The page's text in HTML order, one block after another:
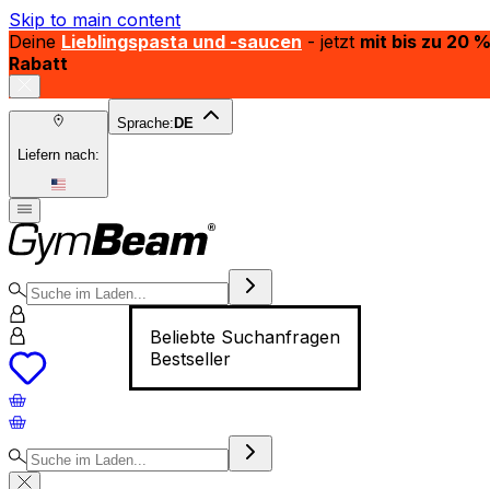
Skip to main content
Deine Lieblingspasta und -saucen - jetzt mit bis zu 20 %
Rabatt
Liefern nach:
Sprache: DE
Beliebte Suchanfragen
Bestseller